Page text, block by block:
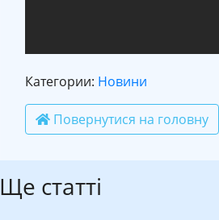
Категории: Новини
Повернутися на головну
Ще статті